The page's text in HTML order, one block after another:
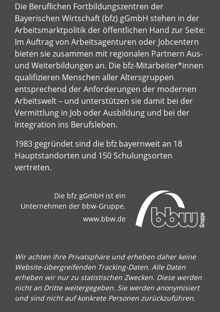
Die Beruflichen Fortbildungszentren der
Bayerischen Wirtschaft (bfz) gGmbH stehen in der
Arbeitsmarktpolitik der öffentlichen Hand zur Seite:
Im Auftrag von Arbeitsagenturen oder Jobcentern
bieten sie zusammen mit regionalen Partnern Aus-
und Weiterbildungen an. Die bfz-Mitarbeiter*innen
qualifizieren Menschen aller Altersgruppen
entsprechend der Anforderungen der modernen
Arbeitswelt – und unterstützen sie damit bei der
Vermittlung in Job oder Ausbildung und bei der
Integration ins Berufsleben.
1983 gegründet sind die bfz bayernweit an 18
Hauptstandorten und 150 Schulungsorten
vertreten.
Die bfz gGmbH ist ein
Unternehmen der bbw-Gruppe.
www.bbw.de
Wir achten Ihre Privatsphäre und erheben daher keine
Website-übergreifenden Tracking-Daten. Alle Daten
erheben wir nur zu statistischen Zwecken. Diese werden
nicht an Dritte weitergegeben. Sie werden anonymisiert
und sind nicht auf konkrete Personen zurückzuführen.